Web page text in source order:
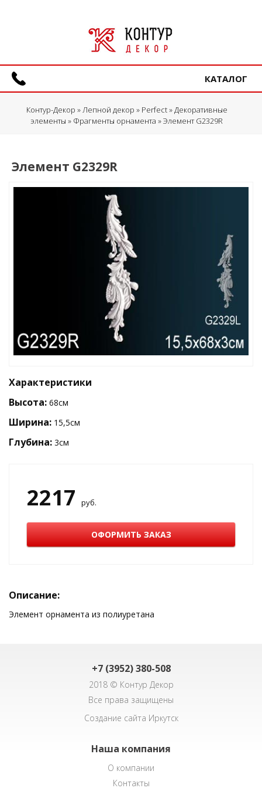
КАТАЛОГ
Контур-Декор »Лепной декор » Perfect»Декоративные
элементы » Фрагменты орнамента » Элемент G2329R
Элемент G2329R
Характеристики
Высота: 68см
Ширина: 15,5см
Глубина: 3см
2217 руб.
ОФОРМИТЬ ЗАКАЗ
Описание:
Элемент орнамента из полиуретана
+7 (3952) 380-508
2018 © Контур Декор
Все права защищены
Создание сайта Иркутск
Наша компания
О компании
Контакты